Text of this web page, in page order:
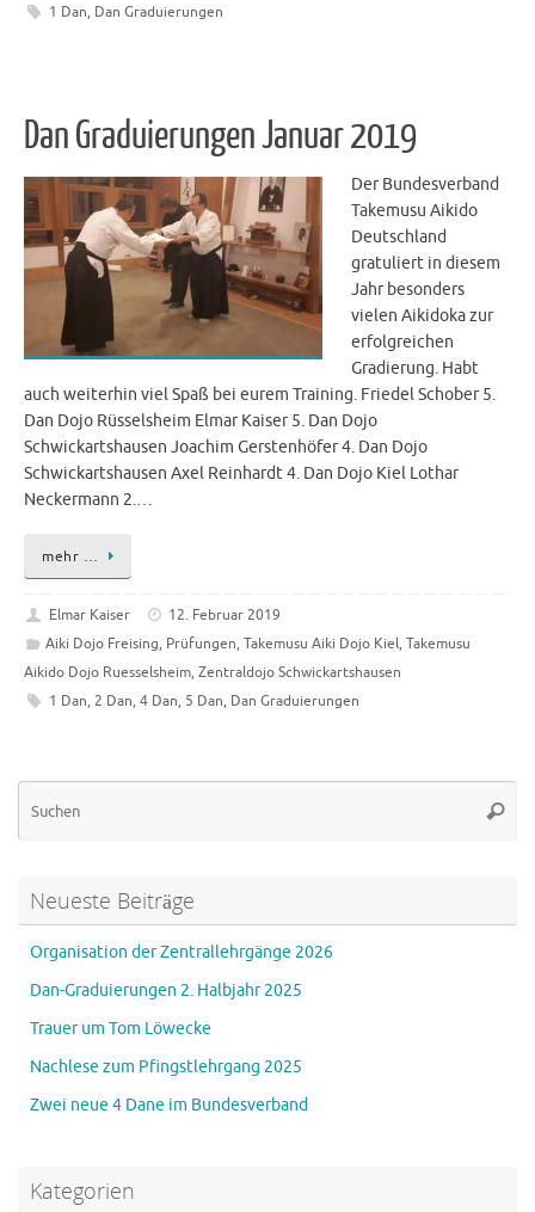
1 Dan, Dan Graduierungen
Dan Graduierungen Januar 2019
Der Bundesverband
Takemusu Aikido
Deutschland
gratuliert in diesem
Jahr besonders
vielen Aikidoka zur
erfolgreichen
Gradierung. Habt
auch weiterhin viel Spaß bei eurem Training. Friedel Schober 5.
Dan Dojo Rüsselsheim Elmar Kaiser 5. Dan Dojo
Schwickartshausen Joachim Gerstenhöfer 4. Dan Dojo
Schwickartshausen Axel Reinhardt 4. Dan Dojo Kiel Lothar
Neckermann 2.…
mehr …
Elmar Kaiser
12. Februar 2019
Aiki Dojo Freising, Prüfungen, Takemusu Aiki Dojo Kiel, Takemusu
Aikido Dojo Ruesselsheim, Zentraldojo Schwickartshausen
1 Dan, 2 Dan, 4 Dan, 5 Dan, Dan Graduierungen
Neueste Beiträge
Organisation der Zentrallehrgänge 2026
Dan-Graduierungen 2. Halbjahr 2025
Trauer um Tom Löwecke
Nachlese zum Pfingstlehrgang 2025
Zwei neue 4 Dane im Bundesverband
Kategorien